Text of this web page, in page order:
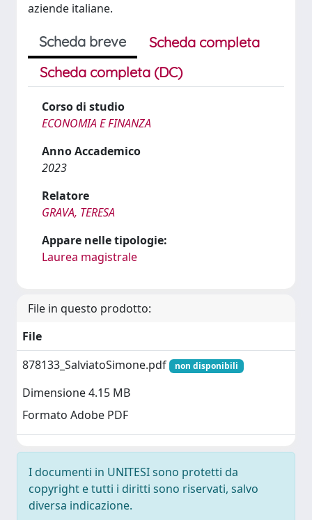
aziende italiane.
Scheda breve
Scheda completa
Scheda completa (DC)
Corso di studio
ECONOMIA E FINANZA
Anno Accademico
2023
Relatore
GRAVA, TERESA
Appare nelle tipologie:
Laurea magistrale
File in questo prodotto:
File
878133_SalviatoSimone.pdf
non disponibili
Dimensione 4.15 MB
Formato Adobe PDF
I documenti in UNITESI sono protetti da
copyright e tutti i diritti sono riservati, salvo
diversa indicazione.